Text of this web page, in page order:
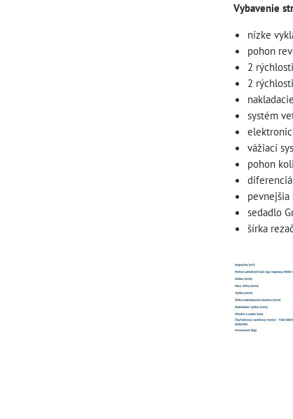
Vybavenie
nízke
pohon
2
2
systém
vážiací
pohon
sedadlo
šírka